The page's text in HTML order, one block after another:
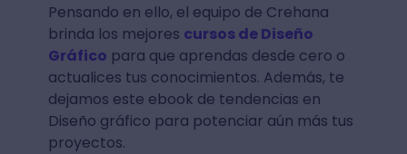
Pensando en ello, el equipo de Crehana
brinda los mejores cursos de Diseño
Gráfico para que aprendas desde cero o
actualices tus conocimientos. Además, te
dejamos este ebook de tendencias en
Diseño gráfico para potenciar aún más tus
proyectos.